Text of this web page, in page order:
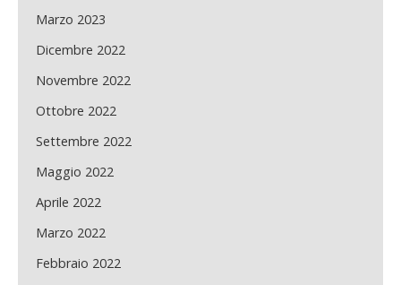
Marzo 2023
Dicembre 2022
Novembre 2022
Ottobre 2022
Settembre 2022
Maggio 2022
Aprile 2022
Marzo 2022
Febbraio 2022